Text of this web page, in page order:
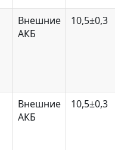
Внешние
АКБ
10,5±0,3
Внешние
АКБ
10,5±0,3